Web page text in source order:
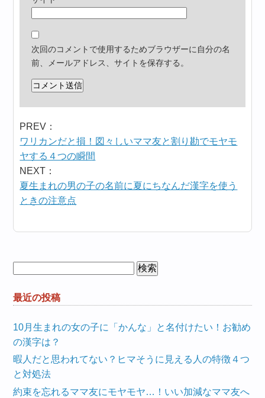
次回のコメントで使用するためブラウザーに自分の名
前、メールアドレス、サイトを保存する。
PREV：
ワリカンだと損！図々しいママ友と割り勘でモヤモ
ヤする４つの瞬間
NEXT：
夏生まれの男の子の名前に夏にちなんだ漢字を使う
ときの注意点
最近の投稿
10月生まれの女の子に「かんな」と名付けたい！お勧め
の漢字は？
暇人だと思われてない？ヒマそうに見える人の特徴４つ
と対処法
約束を忘れるママ友にモヤモヤ…！いい加減なママ友へ